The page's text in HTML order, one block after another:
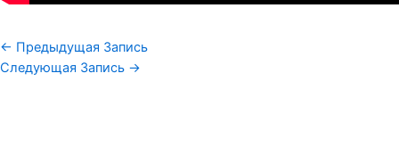
← Предыдущая Запись
Следующая Запись →